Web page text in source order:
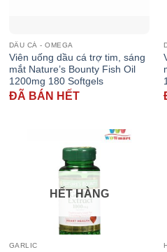
DẦU CÁ - OMEGA
Viên uống dầu cá trợ tim, sáng
mắt Nature’s Bounty Fish Oil
1200mg 180 Softgels
ĐÃ BÁN HẾT
HẾT HÀNG
GARLIC